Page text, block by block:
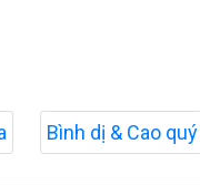
Bình dị & Cao quý